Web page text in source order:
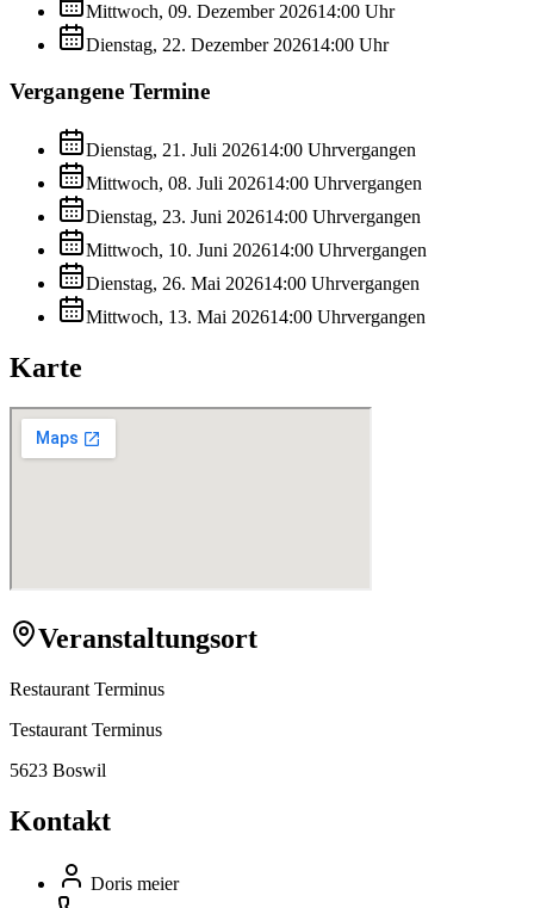
Mittwoch, 09. Dezember 202614:00 Uhr
Dienstag, 22. Dezember 202614:00 Uhr
Vergangene Termine
Dienstag, 21. Juli 202614:00 Uhrvergangen
Mittwoch, 08. Juli 202614:00 Uhrvergangen
Dienstag, 23. Juni 202614:00 Uhrvergangen
Mittwoch, 10. Juni 202614:00 Uhrvergangen
Dienstag, 26. Mai 202614:00 Uhrvergangen
Mittwoch, 13. Mai 202614:00 Uhrvergangen
Karte
Veranstaltungsort
Restaurant Terminus
Testaurant Terminus
5623 Boswil
Kontakt
Doris meier